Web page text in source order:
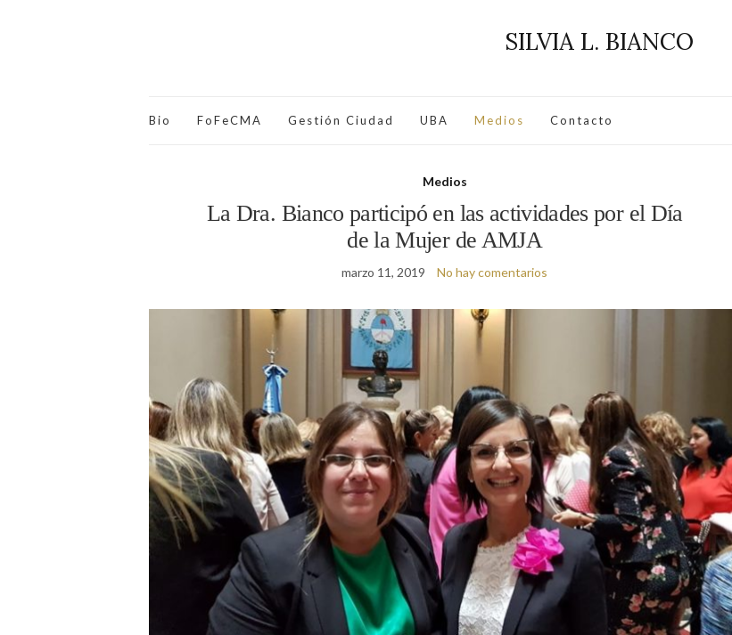
SILVIA L. BIANCO
Bio FoFeCMA Gestión Ciudad UBA Medios Contacto
Medios
La Dra. Bianco participó en las actividades por el Día
de la Mujer de AMJA
marzo 11, 2019 No hay comentarios